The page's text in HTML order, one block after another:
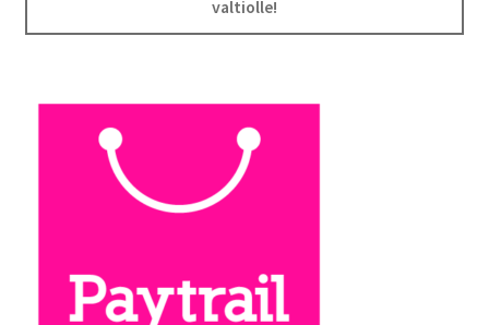
valtiolle!